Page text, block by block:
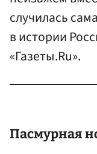
случилась
в истории
«Газеты.Ru».
Пасмурная